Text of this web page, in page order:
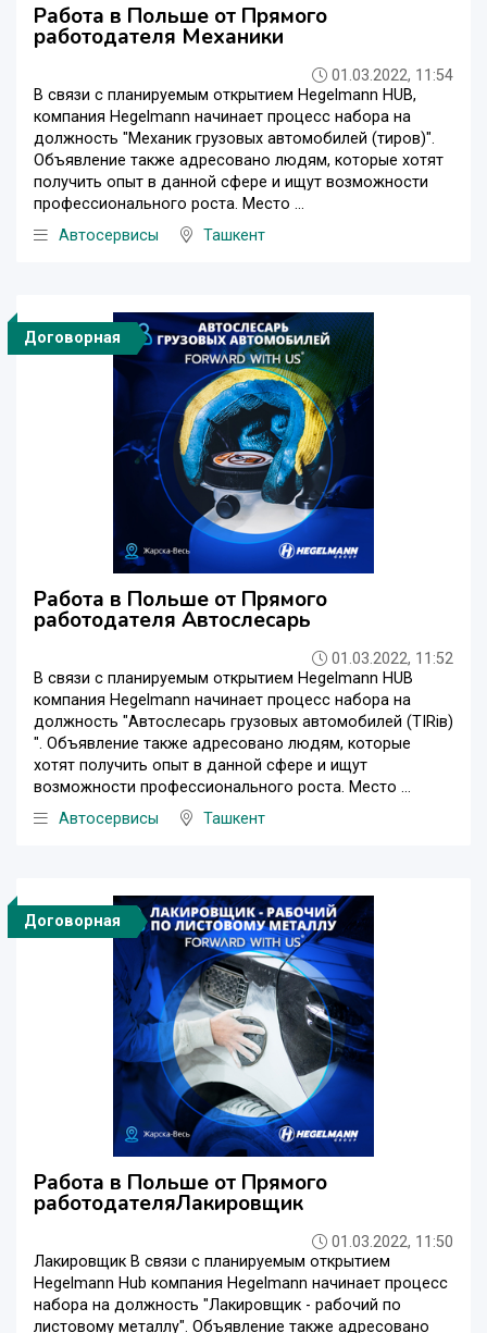
Работа в Польше от Прямого
работодателя Механики
01.03.2022, 11:54
В связи с планируемым открытием Hegelmann HUB,
компания Hegelmann начинает процесс набора на
должность "Механик грузовых автомобилей (тиров)".
Объявление также адресовано людям, которые хотят
получить опыт в данной сфере и ищут возможности
профессионального роста. Место ...
Автосервисы
Ташкент
Договорная
Работа в Польше от Прямого
работодателя Автослесарь
01.03.2022, 11:52
В связи с планируемым открытием Hegelmann HUB
компания Hegelmann начинает процесс набора на
должность "Автослесарь грузовых автомобилей (TIRів)
". Объявление также адресовано людям, которые
хотят получить опыт в данной сфере и ищут
возможности профессионального роста. Место ...
Автосервисы
Ташкент
Договорная
Работа в Польше от Прямого
работодателяЛакировщик
01.03.2022, 11:50
Лакировщик В связи с планируемым открытием
Hegelmann Hub компания Hegelmann начинает процесс
набора на должность "Лакировщик - рабочий по
листовому металлу". Объявление также адресовано